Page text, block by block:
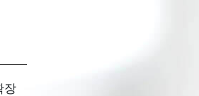
장